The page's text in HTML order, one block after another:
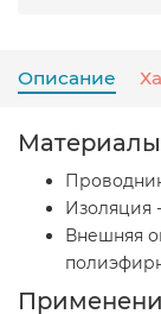
Описание
Материалы
Изоляция
Внешняя